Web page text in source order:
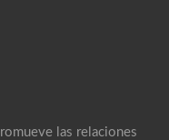
las relaciones